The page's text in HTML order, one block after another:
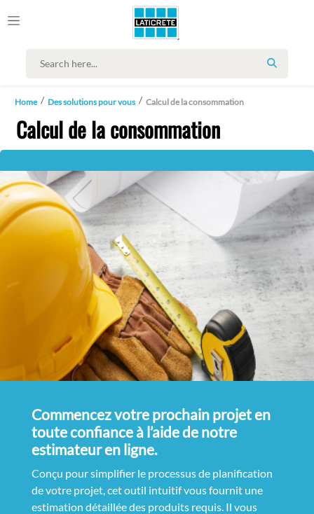
SEARCH
Home Des solutions pour vous Calcul de la consommation
Calcul de la consommation
Commencez votre prochain projet en
toute confiance à l’aide de notre
estimateur en ligne.
Conçu pour simplifier le processus de planification
de votre projet, cet outil intuitif vous fournit une
estimation détaillée des produits requis. Il vous